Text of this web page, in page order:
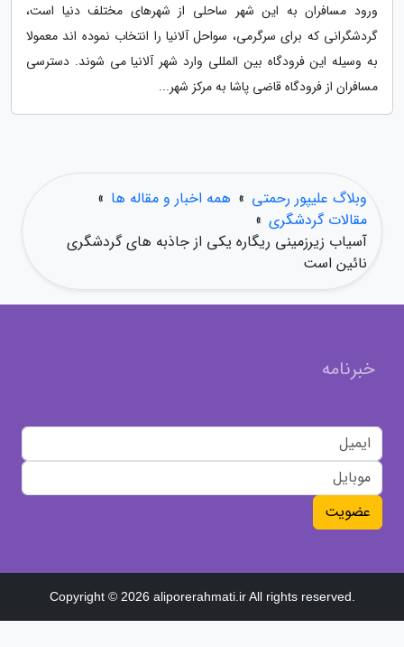
ورود مسافران به این شهر ساحلی از شهرهای مختلف دنیا است،
گردشگرانی که برای سرگرمی، سواحل آلانیا را انتخاب نموده اند معمولا
به وسیله این فرودگاه بین المللی وارد شهر آلانیا می شوند. دسترسی
مسافران از فرودگاه قاضی پاشا به مرکز شهر...
وبلاگ علیپور رحمتی » همه اخبار و مقاله ها »
مقالات گردشگری »
آسیاب زیرزمینی ریگاره یکی از جاذبه های گردشگری
نائین است
خبرنامه
عضویت
Copyright © 2026 aliporerahmati.ir All rights reserved.